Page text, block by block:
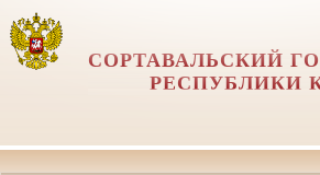
СОРТАВАЛЬСКИЙ
РЕСПУБЛИКИ